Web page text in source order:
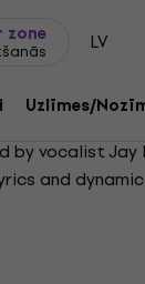
zone LV
Uzlīmes/
by vocalist Jay
and dynamic